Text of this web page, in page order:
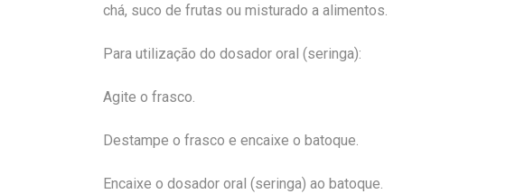
chá, suco de frutas ou misturado a alimentos.
Para utilização do dosador oral (seringa):
Agite o frasco.
Destampe o frasco e encaixe o batoque.
Encaixe o dosador oral (seringa) ao batoque.